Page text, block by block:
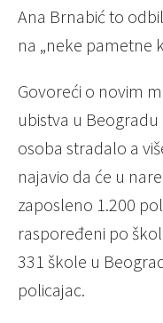
Ana Brnabić to
na „neke pametne
Govoreći o novim
ubistva u
osoba stradalo a
najavio da će u
zaposleno 1.200
raspoređeni po
331 škole u
policajac.